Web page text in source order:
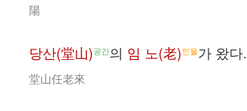
陽
당산(堂山)공간의 임 노(老)인물가 왔다.
堂山任老來